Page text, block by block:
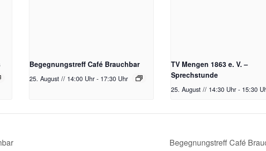
Begegnungstreff Café Brauchbar
25. August // 14:00 Uhr - 17:30 Uhr
TV Mengen 1863 e. V. –
Sprechstunde
25. August // 14:30 Uhr - 15:30
Begegnungstreff Café